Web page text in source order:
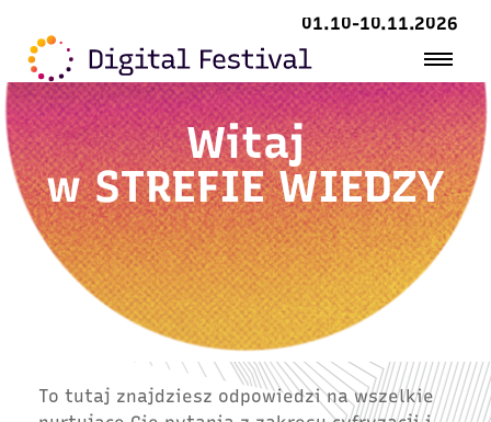
01.10-10.11.2026
Witaj
wSTREFIE WIEDZY
To tutaj znajdziesz odpowiedzi na wszelkie